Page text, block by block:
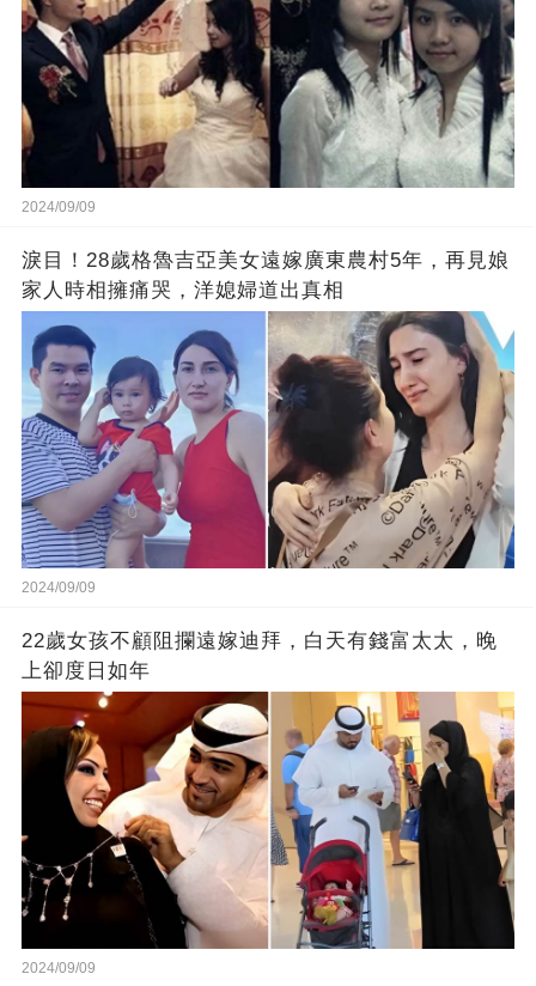
2024/09/09
淚目！28歲格魯吉亞美女遠嫁廣東農村5年，再見娘
家人時相擁痛哭，洋媳婦道出真相
2024/09/09
22歲女孩不顧阻攔遠嫁迪拜，白天有錢富太太，晚
上卻度日如年
2024/09/09